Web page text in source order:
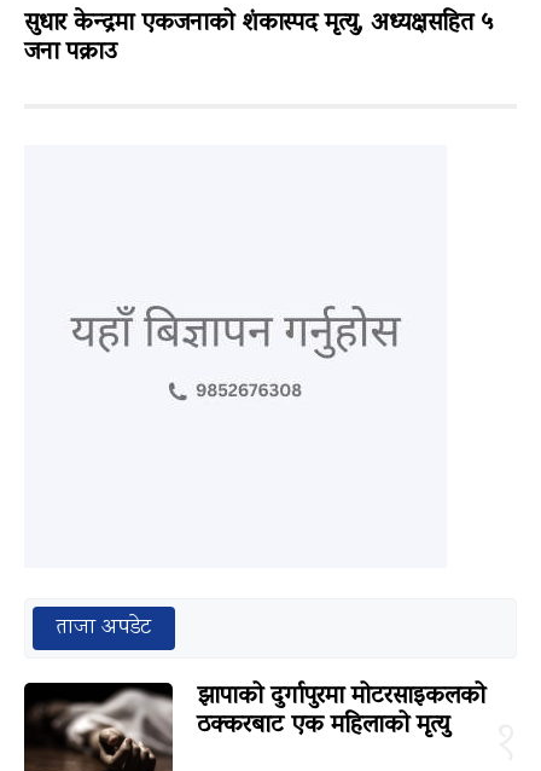
सुधार केन्द्रमा एकजनाको शंकास्पद मृत्यु, अध्यक्षसहित ५
जना पक्राउ
ताजा अपडेट
झापाको दुर्गापुरमा मोटरसाइकलको
ठक्करबाट एक महिलाको मृत्यु